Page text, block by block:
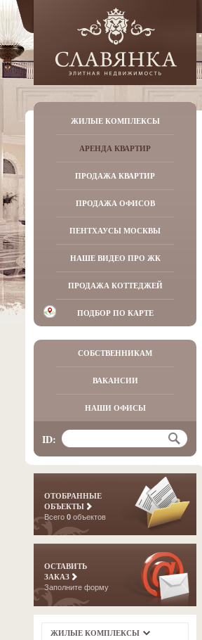
ЖИЛЫЕ КОМПЛЕКСЫ
АРЕНДА КВАРТИР
ПРОДАЖА КВАРТИР
ПРОДАЖА ОФИСОВ
ПЕНТХАУСЫ МОСКВЫ
НАШЕ ВИДЕО ПРО ЖК
ПРОДАЖА КОТТЕДЖЕЙ
ПОДБОР ПО КАРТЕ
СОБСТВЕННИКАМ
ВАКАНСИИ
НАШИ ОФИСЫ
ID:
ОТОБРАННЫЕ
ОБЪЕКТЫ
Всего 0 объектов
ОСТАВИТЬ
ЗАКАЗ
Заполните форму
ЖИЛЫЕ КОМПЛЕКСЫ